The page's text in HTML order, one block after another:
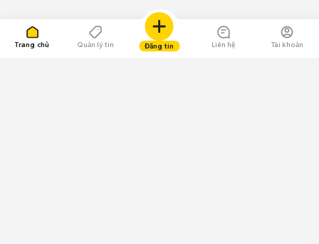
Trang chủ Quản lý tin Đăng tin Liên hệ Tài khoản